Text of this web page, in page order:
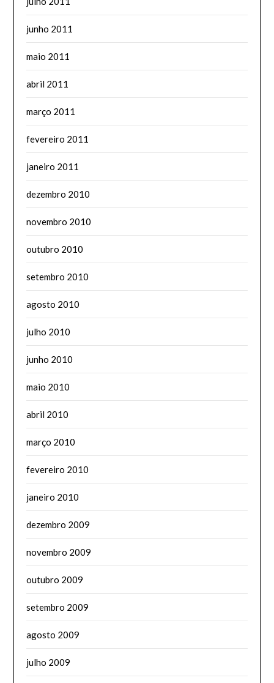
junho 2011
maio 2011
abril 2011
março 2011
fevereiro 2011
janeiro 2011
dezembro 2010
novembro 2010
outubro 2010
setembro 2010
agosto 2010
julho 2010
junho 2010
maio 2010
abril 2010
março 2010
fevereiro 2010
janeiro 2010
dezembro 2009
novembro 2009
outubro 2009
setembro 2009
agosto 2009
julho 2009